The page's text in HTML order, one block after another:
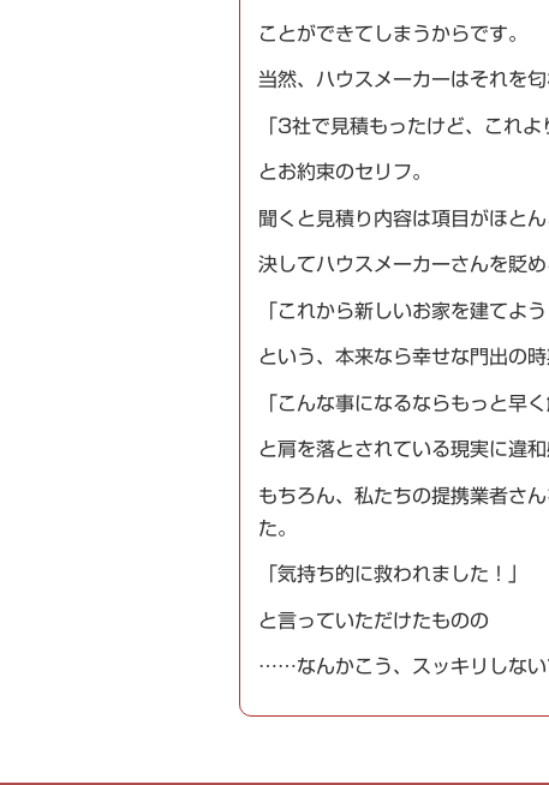
ことができてしまうからです。
当然、ハウスメーカーはそれを匂
「3社で見積もったけど、これ
とお約束のセリフ。
聞くと見積り内容は項目がほと
決してハウスメーカーさんを貶
「これから新しいお家を建てよう
という、本来なら幸せな門出の
「こんな事になるならもっと早
と肩を落とされている現実に違
もちろん、私たちの提携業者さ
た。
「気持ち的に救われました！」
と言っていただけたものの
……なんかこう、スッキリしない